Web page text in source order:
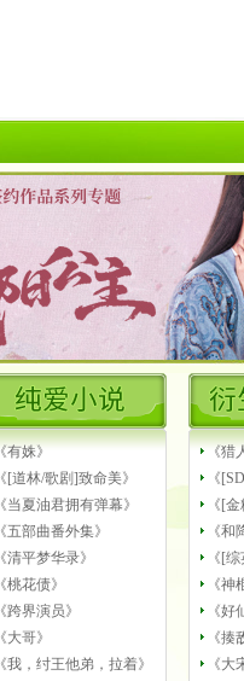
《有姝》
《[道林/歌剧]致命美》
《当夏油君拥有弹幕》
《五部曲番外集》
《清平梦华录》
《桃花债》
《跨界演员》
《大哥》
《我，纣王他弟，拉着》
《
《
《[
《
《[
《
《
《
《